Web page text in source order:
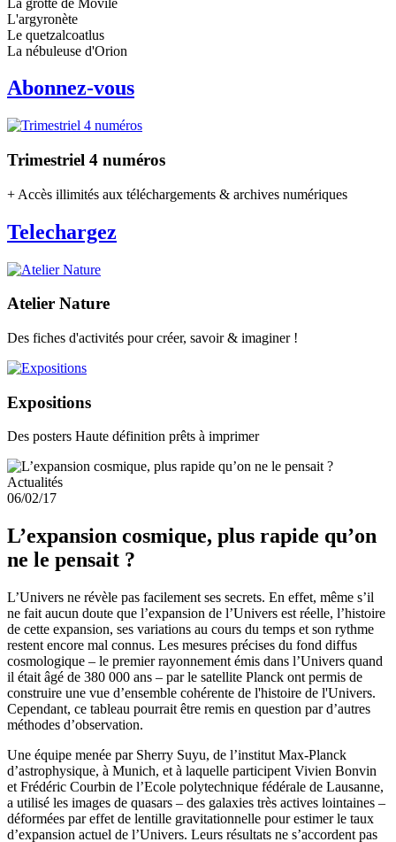
L'argyronète
Le quetzalcoatlus
La nébuleuse d'Orion
Abonnez-vous
Trimestriel 4 numéros
+ Accès illimités aux téléchargements & archives numériques
Telechargez
Atelier Nature
Des fiches d'activités pour créer, savoir & imaginer !
Expositions
Des posters Haute définition prêts à imprimer
Actualités
06/02/17
L’expansion cosmique, plus rapide qu’on
ne le pensait ?
L’Univers ne révèle pas facilement ses secrets. En effet, même s’il
ne fait aucun doute que l’expansion de l’Univers est réelle, l’histoire
de cette expansion, ses variations au cours du temps et son rythme
restent encore mal connus. Les mesures précises du fond diffus
cosmologique – le premier rayonnement émis dans l’Univers quand
il était âgé de 380 000 ans – par le satellite Planck ont permis de
construire une vue d’ensemble cohérente de l'histoire de l'Univers.
Cependant, ce tableau pourrait être remis en question par d’autres
méthodes d’observation.
Une équipe menée par Sherry Suyu, de l’institut Max-Planck
d’astrophysique, à Munich, et à laquelle participent Vivien Bonvin
et Frédéric Courbin de l’Ecole polytechnique fédérale de Lausanne,
a utilisé les images de quasars – des galaxies très actives lointaines –
déformées par effet de lentille gravitationnelle pour estimer le taux
d’expansion actuel de l’Univers. Leurs résultats ne s’accordent pas